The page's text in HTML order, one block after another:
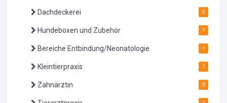
Dachdeckerei 5
Hundeboxen und Zubehör 1
Bereiche Entbindung/Neonatologie 1
Kleintierpraxis 1
Zahnärztin 0